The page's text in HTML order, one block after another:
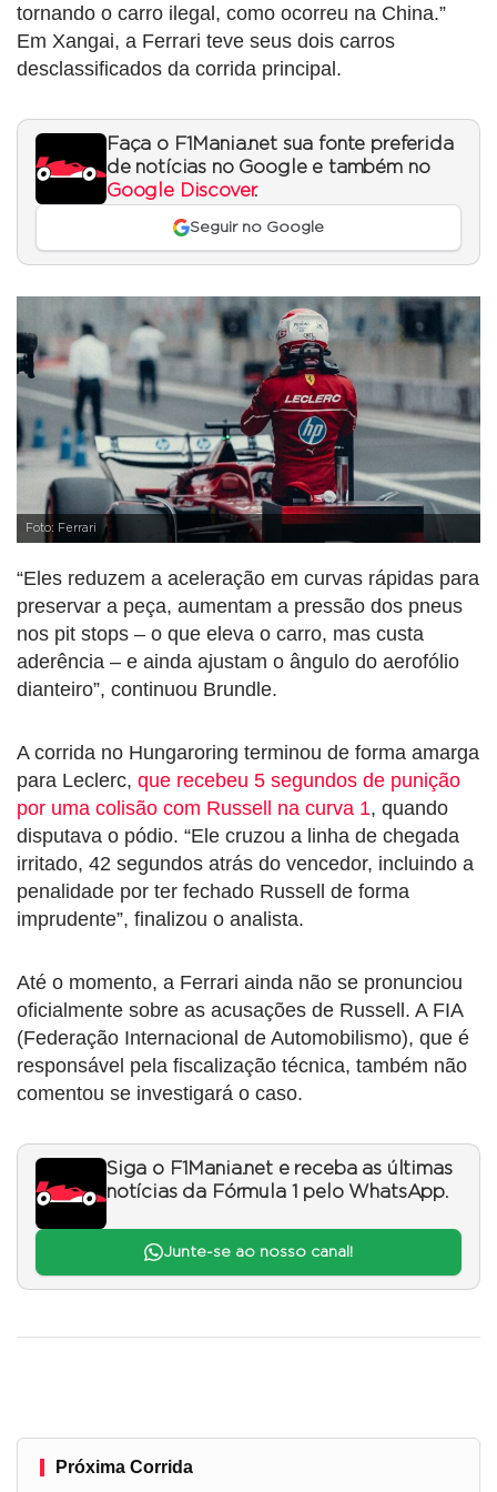
tornando o carro ilegal, como ocorreu na China.”
Em Xangai, a Ferrari teve seus dois carros
desclassificados da corrida principal.
Faça o F1Mania.net sua fonte preferida
de notícias no Google e também no
Google Discover.
Seguir no Google
Foto: Ferrari
“Eles reduzem a aceleração em curvas rápidas para
preservar a peça, aumentam a pressão dos pneus
nos pit stops – o que eleva o carro, mas custa
aderência – e ainda ajustam o ângulo do aerofólio
dianteiro”, continuou Brundle.
A corrida no Hungaroring terminou de forma amarga
para Leclerc, que recebeu 5 segundos de punição
por uma colisão com Russell na curva 1, quando
disputava o pódio. “Ele cruzou a linha de chegada
irritado, 42 segundos atrás do vencedor, incluindo a
penalidade por ter fechado Russell de forma
imprudente”, finalizou o analista.
Até o momento, a Ferrari ainda não se pronunciou
oficialmente sobre as acusações de Russell. A FIA
(Federação Internacional de Automobilismo), que é
responsável pela fiscalização técnica, também não
comentou se investigará o caso.
Siga o F1Mania.net e receba as últimas
notícias da Fórmula 1 pelo WhatsApp.
Junte-se ao nosso canal!
Próxima Corrida